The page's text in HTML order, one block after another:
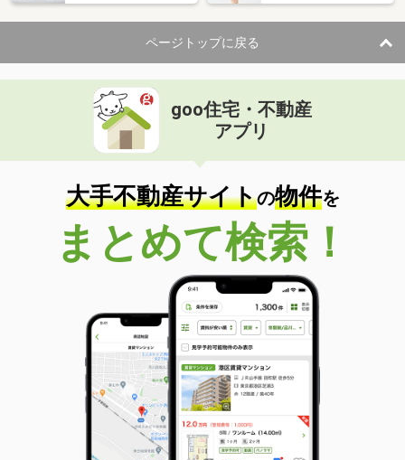
ページトップに戻る
goo住宅・不動産
アプリ
大手不動産サイトの物件を
まとめて検索！